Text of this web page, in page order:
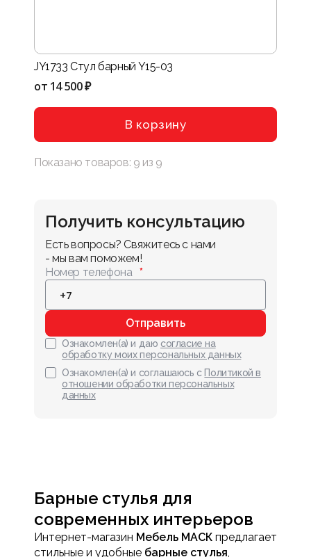
JY1733 Стул барный Y15-03
от 14 500 ₽
В корзину
Показано товаров: 9 из 9
Получить консультацию
Есть вопросы? Свяжитесь с нами
- мы вам поможем!
Номер телефона
Отправить
Ознакомлен(а) и даю согласие на
обработку моих персональных данных
Ознакомлен(а) и соглашаюсь с Политикой в
отношении обработки персональных
данных
Барные стулья для
современных интерьеров
Интернет-магазин Мебель МАСК предлагает
стильные и удобные барные стулья,